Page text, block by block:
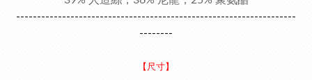
-------------------------------------------------------------------
--------
【尺寸】